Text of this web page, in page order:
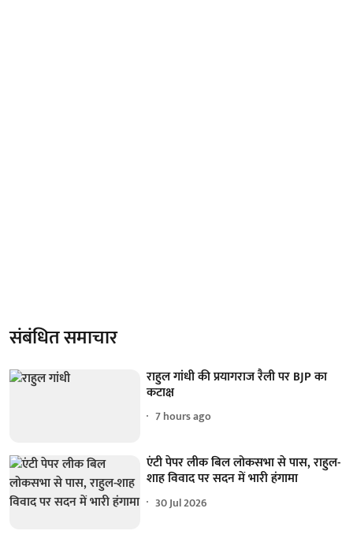
संबंधित समाचार
राहुल गांधी की प्रयागराज रैली पर BJP का
कटाक्ष
7 hours ago
एंटी पेपर लीक बिल लोकसभा से पास, राहुल-
शाह विवाद पर सदन में भारी हंगामा
30 Jul 2026